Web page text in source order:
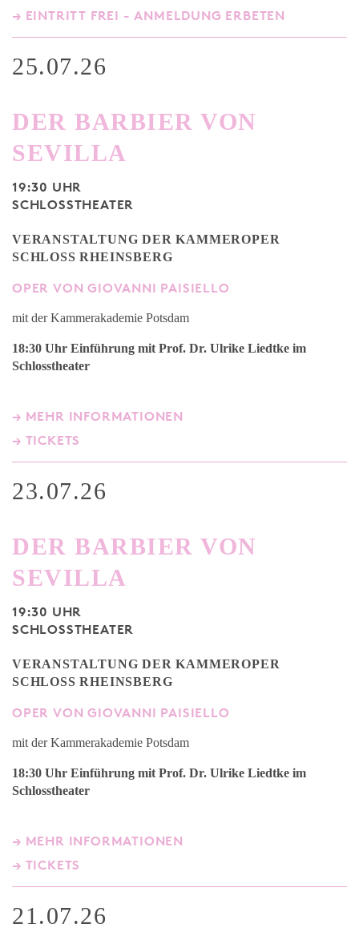
→ EINTRITT FREI - ANMELDUNG ERBETEN
25.07.26
DER BARBIER VON
SEVILLA
19:30 UHR
SCHLOSSTHEATER
VERANSTALTUNG DER KAMMEROPER
SCHLOSS RHEINSBERG
OPER VON GIOVANNI PAISIELLO
mit der Kammerakademie Potsdam
18:30 Uhr Einführung mit Prof. Dr. Ulrike Liedtke im
Schlosstheater
→ MEHR INFORMATIONEN
→ TICKETS
23.07.26
DER BARBIER VON
SEVILLA
19:30 UHR
SCHLOSSTHEATER
VERANSTALTUNG DER KAMMEROPER
SCHLOSS RHEINSBERG
OPER VON GIOVANNI PAISIELLO
mit der Kammerakademie Potsdam
18:30 Uhr Einführung mit Prof. Dr. Ulrike Liedtke im
Schlosstheater
→ MEHR INFORMATIONEN
→ TICKETS
21.07.26